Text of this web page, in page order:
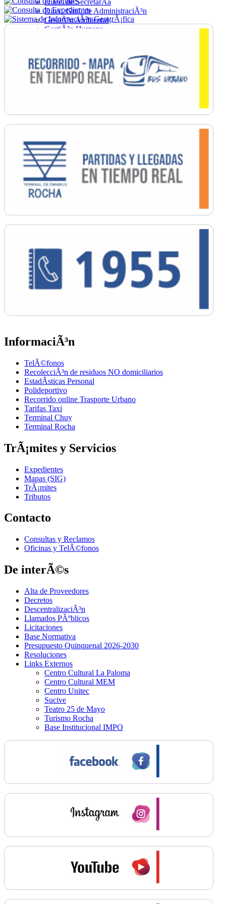
Direc. de SecretarÃ­a
Direc. Gral. de AdministraciÃ³n
GestiÃ³n Ambiental
GestiÃ³n Humana
Ordenamiento
PromociÃ³n Social
Salud
SecretarÃ­a General
InformaciÃ³n
TelÃ©fonos
RecolecciÃ³n de residuos NO domiciliarios
EstadÃ­sticas Personal
Polideportivo
Recorrido online Trasporte Urbano
Tarifas Taxi
Terminal Chuy
Terminal Rocha
TrÃ¡mites y Servicios
Expedientes
Mapas (SIG)
TrÃ¡mites
Tributos
Contacto
Consultas y Reclamos
Oficinas y TelÃ©fonos
De interÃ©s
Alta de Proveedores
Decretos
DescentralizaciÃ³n
Llamados PÃºblicos
Licitaciones
Base Normativa
Presupuesto Quinquenal 2026-2030
Resoluciones
Links Externos
Centro Cultural La Paloma
Centro Cultural MEM
Centro Unitec
Sucive
Teatro 25 de Mayo
Turismo Rocha
Base Institucional IMPO